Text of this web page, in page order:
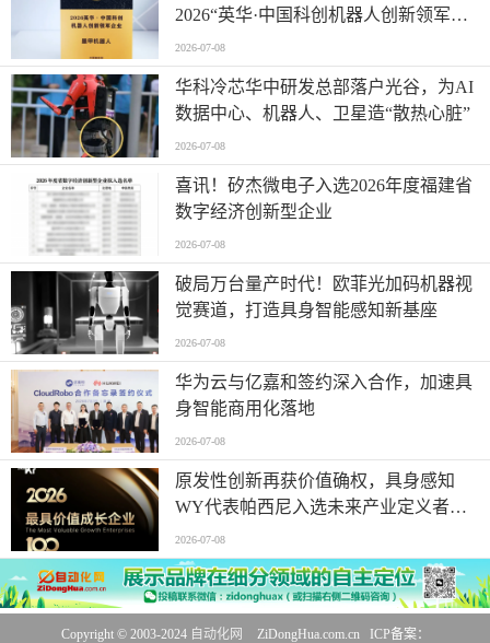
2026“英华·中国科创机器人创新领军企
业”全产业链智能出海标杆
2026-07-08
华科冷芯华中研发总部落户光谷，为AI
数据中心、机器人、卫星造“散热心脏”
2026-07-08
喜讯！矽杰微电子入选2026年度福建省
数字经济创新型企业
2026-07-08
破局万台量产时代！欧菲光加码机器视
觉赛道，打造具身智能感知新基座
2026-07-08
华为云与亿嘉和签约深入合作，加速具
身智能商用化落地
2026-07-08
原发性创新再获价值确权，具身感知
WY代表帕西尼入选未来产业定义者榜
单
2026-07-08
Copyright © 2003-2024 自动化网 ZiDongHua.com.cn ICP备案：